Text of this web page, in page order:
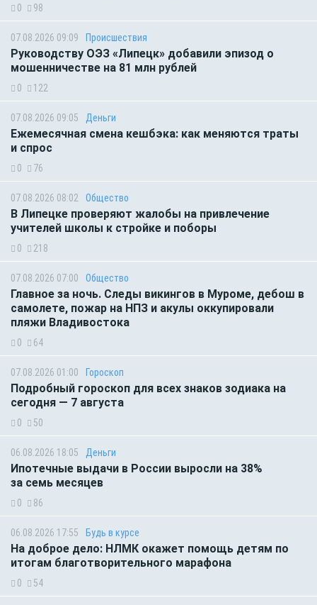
0 98
07.08.2026 09:09 Происшествия
Руководству ОЭЗ «Липецк» добавили эпизод о
мошенничестве на 81 млн рублей
0 122
07.08.2026 09:05 Деньги
Ежемесячная смена кешбэка: как меняются траты
и спрос
0 76
07.08.2026 08:02 Общество
В Липецке проверяют жалобы на привлечение
учителей школы к стройке и поборы
0 218
07.08.2026 07:00 Общество
Главное за ночь. Следы викингов в Муроме, дебош в
самолете, пожар на НПЗ и акулы оккупировали
пляжи Владивостока
0 64
07.08.2026 01:00 Гороскоп
Подробный гороскоп для всех знаков зодиака на
сегодня — 7 августа
0 50
06.08.2026 18:05 Деньги
Ипотечные выдачи в России выросли на 38%
за семь месяцев
0 86
06.08.2026 17:55 Будь в курсе
На доброе дело: НЛМК окажет помощь детям по
итогам благотворительного марафона
0 54